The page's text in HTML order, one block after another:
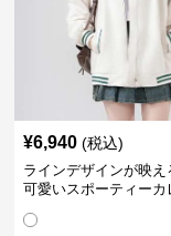
¥6,940 (税込)
ラインデザインが映え
可愛いスポーティーカ